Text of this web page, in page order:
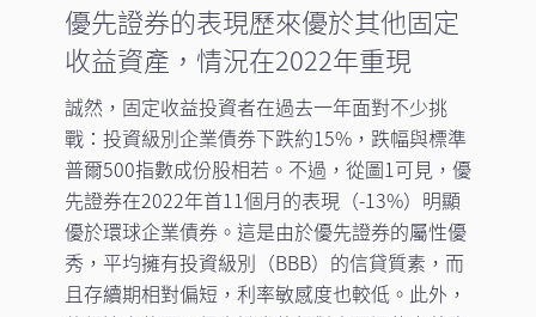
優先證券的表現歷來優於其他固定
收益資產，情況在2022年重現
誠然，固定收益投資者在過去一年面對不少挑
戰：投資級別企業債券下跌約15%，跌幅與標準
普爾500指數成份股相若。不過，從圖1可見，優
先證券在2022年首11個月的表現（-13%）明顯
優於環球企業債券。這是由於優先證券的屬性優
秀，平均擁有投資級別（BBB）的信貸質素，而
且存續期相對偏短，利率敏感度也較低。此外，